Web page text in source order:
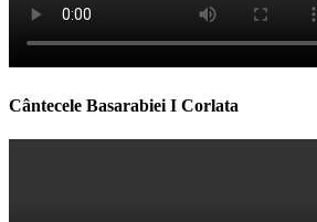
Cântecele Basarabiei I Corlata